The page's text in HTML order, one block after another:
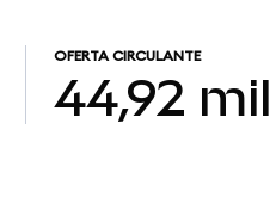
OFERTA CIRCULANTE
44,92 mil